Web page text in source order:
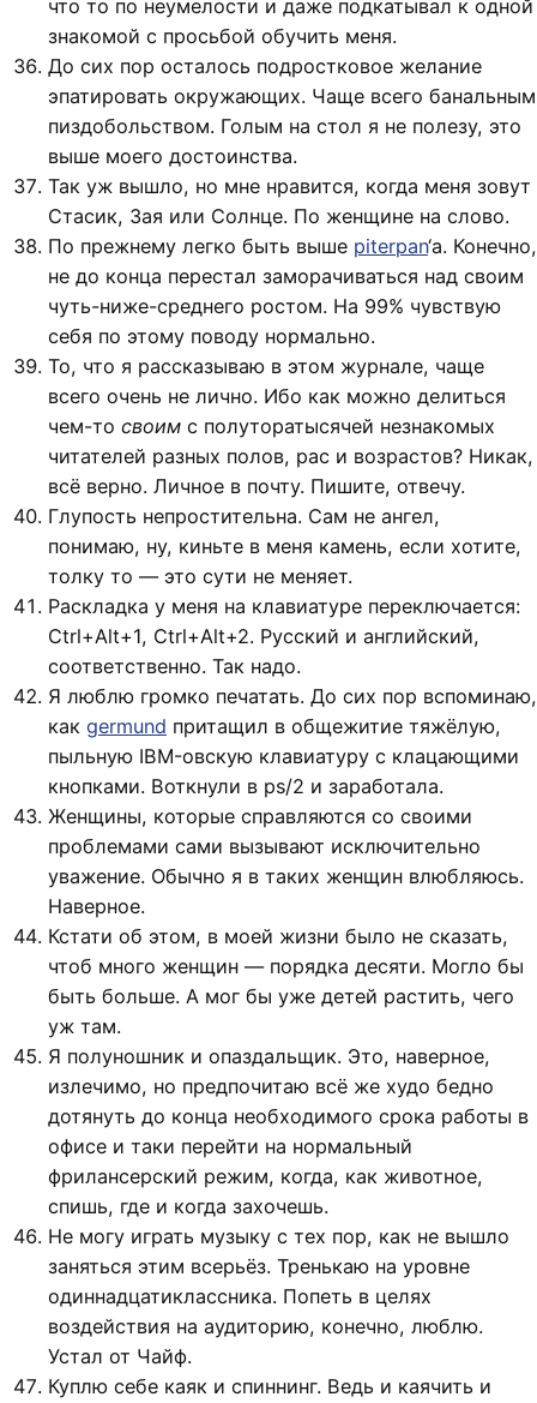
что то по неумелости и даже подкатывал к одной
знакомой с просьбой обучить меня.
До сих пор осталось подростковое желание
эпатировать окружающих. Чаще всего банальным
пиздобольством. Голым на стол я не полезу, это
выше моего достоинства.
Так уж вышло, но мне нравится, когда меня зовут
Стасик, Зая или Солнце. По женщине на слово.
По прежнему легко быть выше piterpan‘a. Конечно,
не до конца перестал заморачиваться над своим
чуть-ниже-среднего ростом. На 99% чувствую
себя по этому поводу нормально.
То, что я рассказываю в этом журнале, чаще
всего очень не лично. Ибо как можно делиться
чем-то своим с полуторатысячей незнакомых
читателей разных полов, рас и возрастов? Никак,
всё верно. Личное в почту. Пишите, отвечу.
Глупость непростительна. Сам не ангел,
понимаю, ну, киньте в меня камень, если хотите,
толку то — это сути не меняет.
Раскладка у меня на клавиатуре переключается:
Ctrl+Alt+1, Ctrl+Alt+2. Русский и английский,
соответственно. Так надо.
Я люблю громко печатать. До сих пор вспоминаю,
как germund притащил в общежитие тяжёлую,
пыльную IBM-овскую клавиатуру с клацающими
кнопками. Воткнули в ps/2 и заработала.
Женщины, которые справляются со своими
проблемами сами вызывают исключительно
уважение. Обычно я в таких женщин влюбляюсь.
Наверное.
Кстати об этом, в моей жизни было не сказать,
чтоб много женщин — порядка десяти. Могло бы
быть больше. А мог бы уже детей растить, чего
уж там.
Я полуношник и опаздальщик. Это, наверное,
излечимо, но предпочитаю всё же худо бедно
дотянуть до конца необходимого срока работы в
офисе и таки перейти на нормальный
фрилансерский режим, когда, как животное,
спишь, где и когда захочешь.
Не могу играть музыку с тех пор, как не вышло
заняться этим всерьёз. Тренькаю на уровне
одиннадцатиклассника. Попеть в целях
воздействия на аудиторию, конечно, люблю.
Устал от Чайф.
Куплю себе каяк и спиннинг. Ведь и каячить и